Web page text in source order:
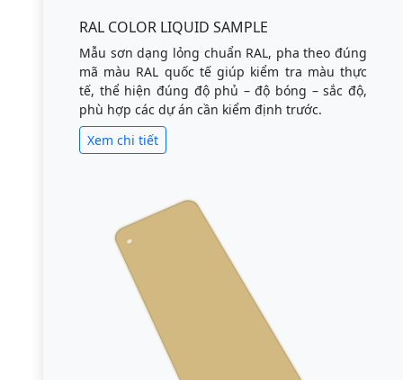
RAL COLOR LIQUID SAMPLE
Mẫu sơn dạng lỏng chuẩn RAL, pha theo đúng
mã màu RAL quốc tế giúp kiểm tra màu thực
tế, thể hiện đúng độ phủ – độ bóng – sắc độ,
phù hợp các dự án cần kiểm định trước.
Xem chi tiết